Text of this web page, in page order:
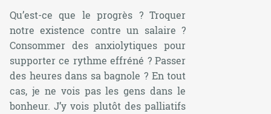
Qu’est-ce que le progrès ? Troquer
notre existence contre un salaire ?
Consommer des anxiolytiques pour
supporter ce rythme effréné ? Passer
des heures dans sa bagnole ? En tout
cas, je ne vois pas les gens dans le
bonheur. J’y vois plutôt des palliatifs